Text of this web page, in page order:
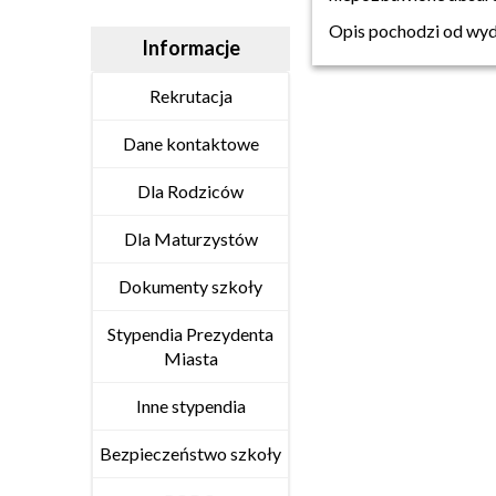
Informacje
Rekrutacja
Dane kontaktowe
Dla Rodziców
Dla Maturzystów
Dokumenty szkoły
Stypendia Prezydenta
Miasta
Inne stypendia
Bezpieczeństwo szkoły
Opis pochodzi od